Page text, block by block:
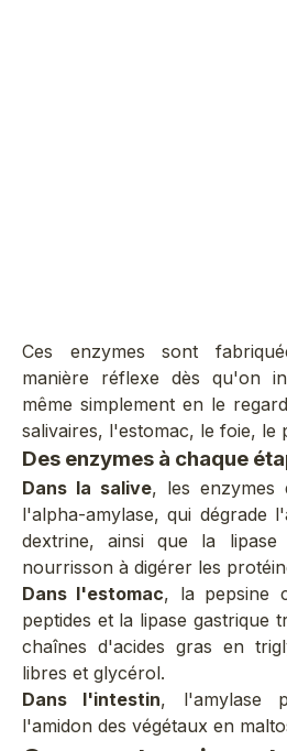
Ces enzymes sont
manière réflexe dès qu'on
même simplement en le
salivaires, l'estomac, le foie, le
Des enzymes à chaque
Dans la salive, les enzymes
l'alpha-amylase, qui dégrade
dextrine, ainsi que la
nourrisson à digérer les
Dans l'estomac, la pepsine
peptides et la lipase gastrique
chaînes d'acides gras en
libres et glycérol.
Dans l'intestin, l'amylase
l'amidon des végétaux en